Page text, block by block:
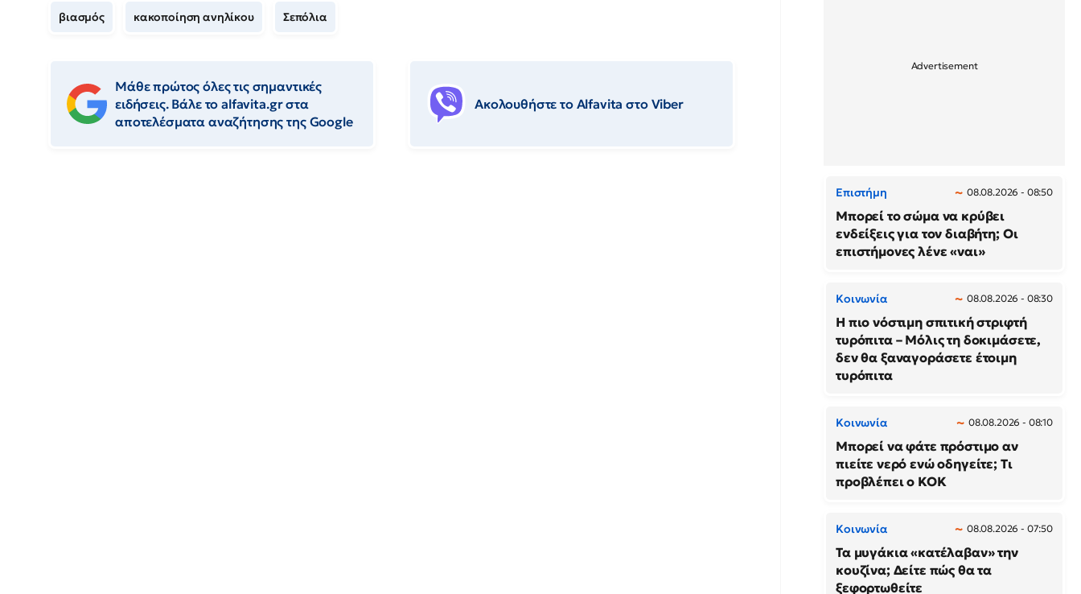
βιασμός κακοποίηση ανηλίκου Σεπόλια
Μάθε πρώτος όλες τις σημαντικές
ειδήσεις. Βάλε το alfavita.gr στα
αποτελέσματα αναζήτησης της Google
Ακολουθήστε το Αlfavita στο Viber
Επιστήμη 08.08.2026 - 08:50
Μπορεί το σώμα να κρύβει
ενδείξεις για τον διαβήτη; Οι
επιστήμονες λένε «ναι»
Κοινωνία 08.08.2026 - 08:30
Η πιο νόστιμη σπιτική στριφτή
τυρόπιτα – Μόλις τη δοκιμάσετε,
δεν θα ξαναγοράσετε έτοιμη
τυρόπιτα
Κοινωνία 08.08.2026 - 08:10
Μπορεί να φάτε πρόστιμο αν
πιείτε νερό ενώ οδηγείτε; Τι
προβλέπει ο ΚΟΚ
Κοινωνία 08.08.2026 - 07:50
Τα μυγάκια «κατέλαβαν» την
κουζίνα; Δείτε πώς θα τα
ξεφορτωθείτε